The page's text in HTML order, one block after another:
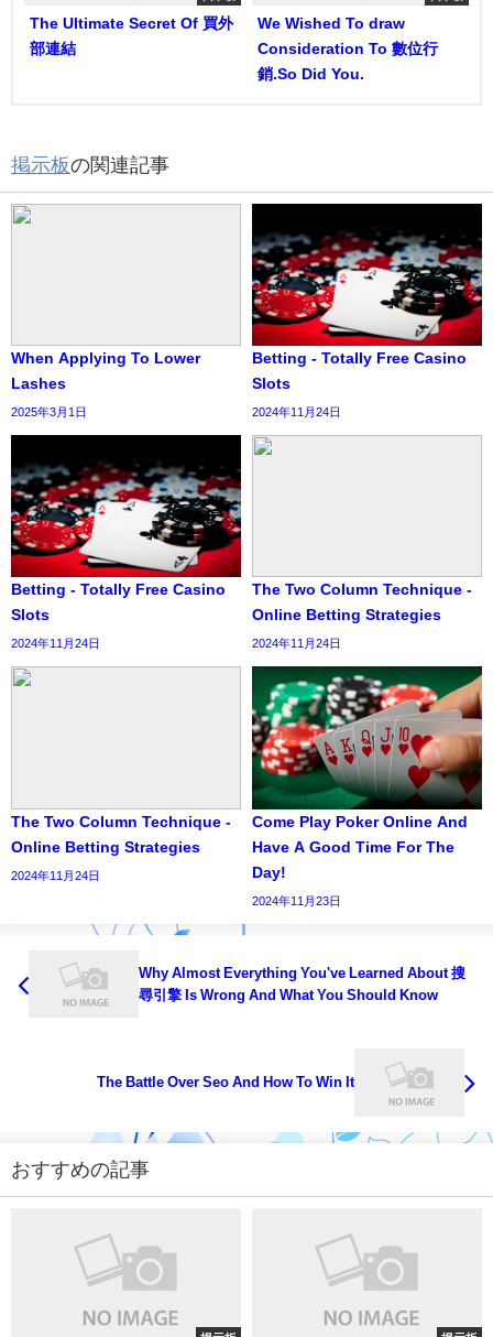
The Ultimate Secret Of 買外
部連結
We Wished To draw
Consideration To 數位行
銷.So Did You.
掲示板の関連記事
When Applying To Lower
Lashes
2025年3月1日
Betting - Totally Free Casino
Slots
2024年11月24日
Betting - Totally Free Casino
Slots
2024年11月24日
The Two Column Technique -
Online Betting Strategies
2024年11月24日
The Two Column Technique -
Online Betting Strategies
2024年11月24日
Come Play Poker Online And
Have A Good Time For The
Day!
2024年11月23日
Why Almost Everything You've Learned About 搜
尋引擎 Is Wrong And What You Should Know
The Battle Over Seo And How To Win It
おすすめの記事